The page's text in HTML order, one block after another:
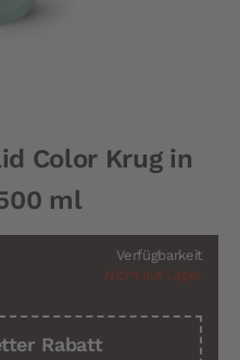
Color Krug in
ml
Verfügbarkeit
Nicht auf Lager
Rabatt